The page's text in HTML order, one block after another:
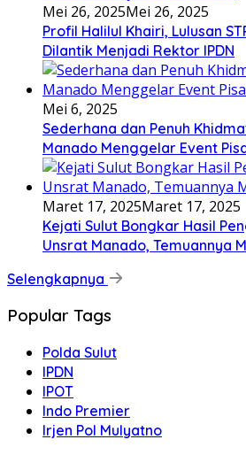
Mei 26, 2025Mei 26, 2025
Profil Halilul Khairi, Lulusan
Dilantik Menjadi Rektor IPDN
Mei 6, 2025
Sederhana dan Penuh
Manado Menggelar Event
Maret 17, 2025Maret 17, 2025
Kejati Sulut Bongkar Hasil
Unsrat Manado, Temuannya
Selengkapnya
Popular Tags
Polda Sulut
IPDN
IPOT
Indo Premier
Irjen Pol Mulyatno